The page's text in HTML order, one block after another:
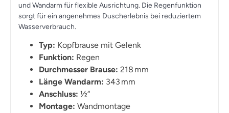
und Wandarm für flexible Ausrichtung. Die Regenfunktion
sorgt für ein angenehmes Duscherlebnis bei reduziertem
Wasserverbrauch.
Typ: Kopfbrause mit Gelenk
Funktion: Regen
Durchmesser Brause: 218 mm
Länge Wandarm: 343 mm
Anschluss: ½“
Montage: Wandmontage